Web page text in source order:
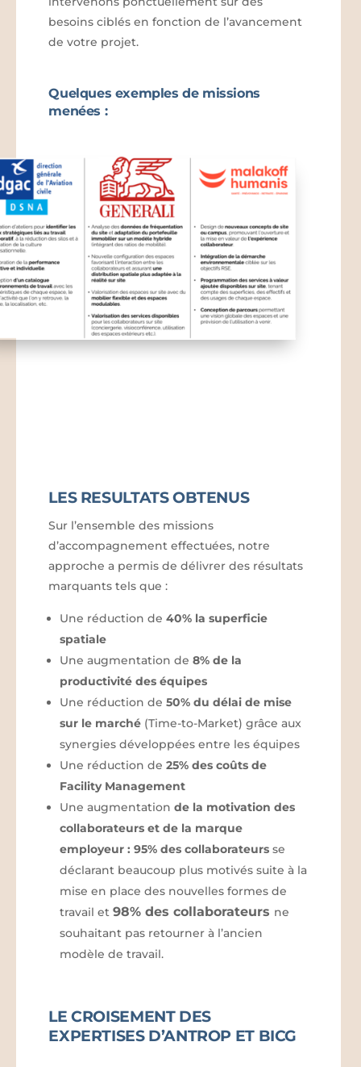
besoins ciblés en fonction de l’avancement
de votre projet.
Quelques exemples de missions
menées :
LES RESULTATS OBTENUS
Sur l’ensemble des missions
d’accompagnement effectuées, notre
approche a permis de délivrer des résultats
marquants tels que :
Une réduction de40% la superficie
spatiale
Une augmentation de8% de la
productivité des équipes
Une réduction de50% du délai de mise
sur le marché (Time-to-Market) grâce aux
synergies développées entre les équipes
Une réduction de25% des coûts de
Facility Management
Une augmentationde la motivation des
collaborateurs et de la marque
employeur : 95% des collaborateurs se
déclarant beaucoup plus motivés suite à la
mise en place des nouvelles formes de
travail et98% des collaborateurs ne
souhaitant pas retourner à l’ancien
modèle de travail.
LE CROISEMENT DES
EXPERTISES D’ANTROP ET BICG